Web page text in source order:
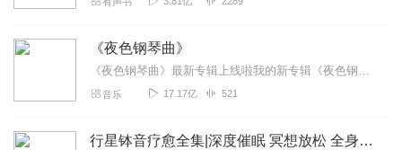
《夜色钢琴曲》
《夜色钢琴曲》最新专辑上线啦我的新专辑《夜色钢琴曲最新专辑》（点击跳转）已经上线，新专辑是《夜色钢琴曲》的升级版，我精选了诸多经典原创作品与大家分享，愿未来...
音乐 17.17亿 521
行星钵音疗愈全集|深度催眠 冥想放松 全身心深度按摩